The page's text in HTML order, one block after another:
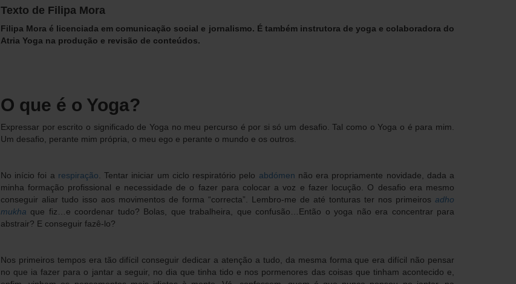
Texto de Filipa Mora
Filipa Mora é licenciada em comunicação social e jornalismo. É também instrutora de yoga e colaboradora do
Atria Yoga na produção e revisão de conteúdos.
O que é o Yoga?
Expressar por escrito o significado de Yoga no meu percurso é por si só um desafio. Tal como o Yoga o é para mim.
Um desafio, perante mim própria, o meu ego e perante o mundo e os outros.
No início foi a respiração . Tentar iniciar um ciclo respiratório pelo abdómen não era propriamente novidade, dada a
minha formação profissional e necessidade de o fazer para colocar a voz e fazer locução. O desafio era mesmo
conseguir aliar tudo isso aos movimentos de forma “correcta”. Lembro-me de até tonturas ter nos primeiros adho
mukha que fiz…e coordenar tudo? Bolas, que trabalheira, que confusão…Então o yoga não era concentrar para
abstrair? E conseguir fazê-lo?
Nos primeiros tempos era tão difícil conseguir dedicar a atenção a tudo, da mesma forma que era difícil não pensar
no que ia fazer para o jantar a seguir, no dia que tinha tido e nos pormenores das coisas que tinham acontecido e,